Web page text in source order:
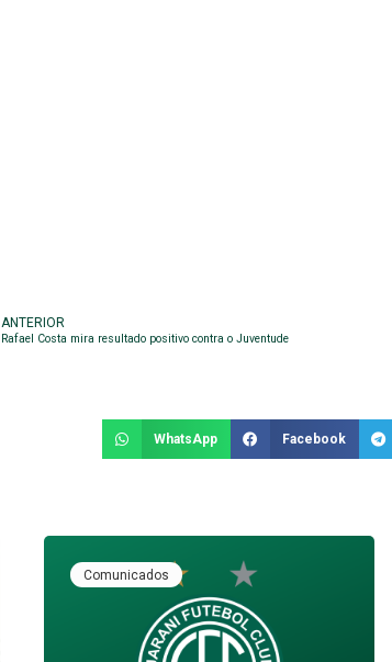
ANTERIOR
Rafael Costa mira resultado positivo contra o Juventude
WhatsApp Facebook
Comunicados